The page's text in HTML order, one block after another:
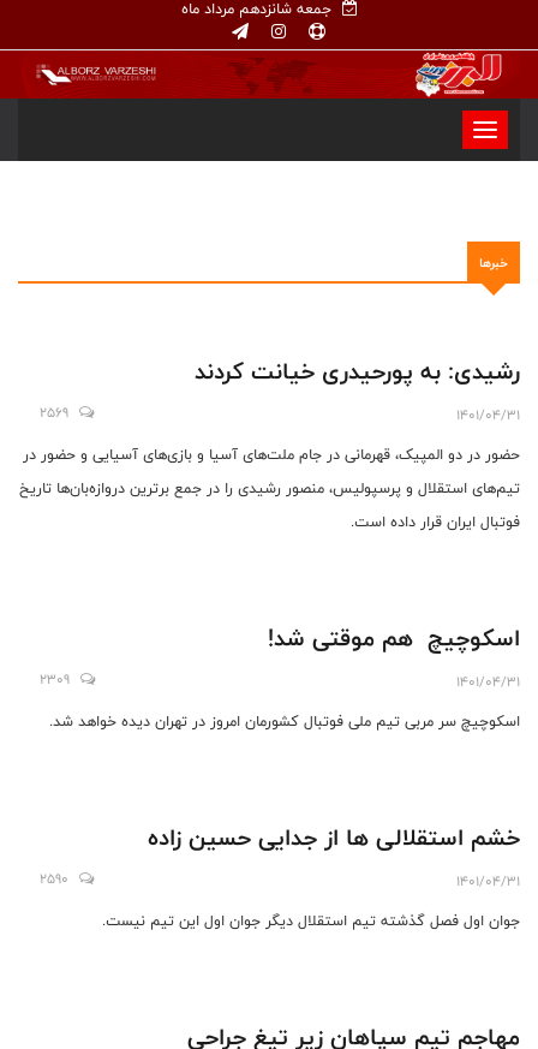
جمعه شانزدهم مرداد ماه
خبرها
رشیدی: به پورحیدری خیانت کردند
1401/04/31
2569
حضور در دو المپیک، قهرمانی در جام ملت‌های آسیا و بازی‌های آسیایی و حضور در
تیم‌های استقلال و پرسپولیس، منصور رشیدی را در جمع برترین دروازه‌بان‌ها تاریخ
فوتبال ایران قرار داده است.
اسکوچیچ هم موقتی شد!
1401/04/31
2309
اسکوچیچ سر مربی تیم ملی فوتبال کشورمان امروز در تهران دیده خواهد شد.
خشم استقلالی ها از جدایی حسین زاده
1401/04/31
2590
جوان اول فصل گذشته تیم استقلال دیگر جوان اول این تیم نیست.
مهاجم تیم سپاهان زیر تیغ جراحی